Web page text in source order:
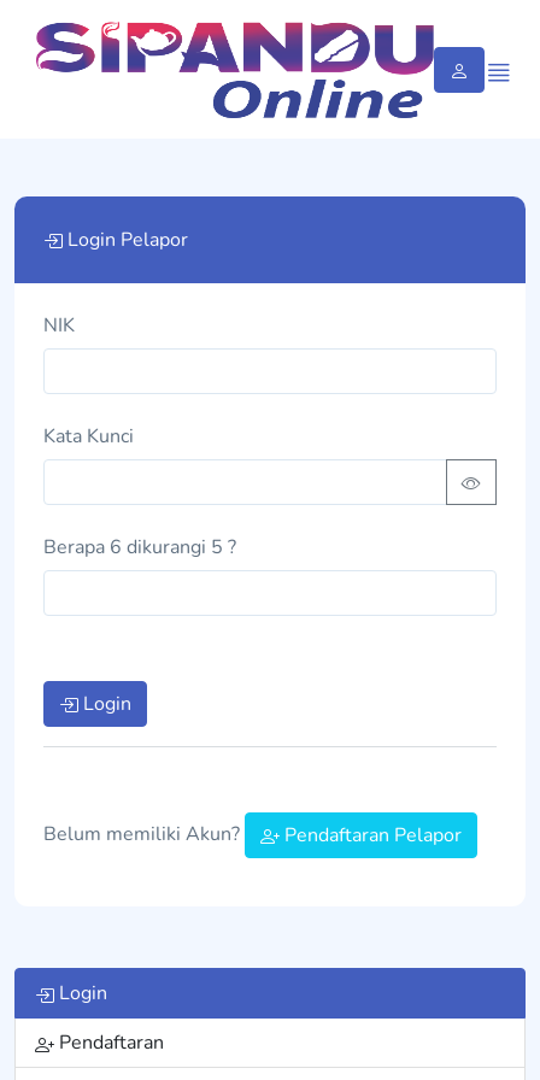
Login Pelapor
NIK
Kata Kunci
Berapa 6 dikurangi 5 ?
Login
Belum memiliki Akun? Pendaftaran Pelapor
Login
Pendaftaran